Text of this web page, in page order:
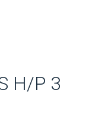
H/P 3